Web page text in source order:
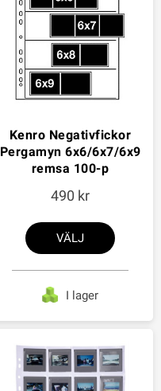
Kenro Negativfickor
Pergamyn 6x6/6x7/6x9
remsa 100-p
490
VÄLJ
I lager